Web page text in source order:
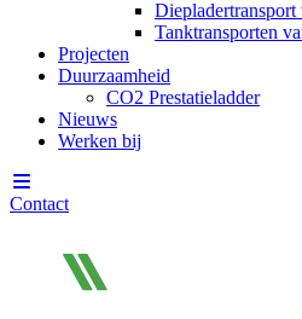
Diepladertransport
Tanktransporten
Projecten
Duurzaamheid
CO2 Prestatieladder
Nieuws
Werken bij
Contact